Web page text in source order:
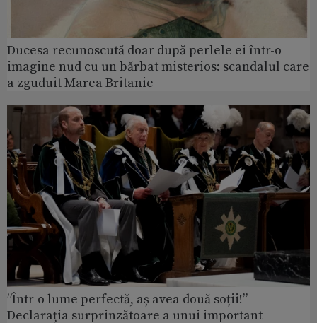
Ducesa recunoscută doar după perlele ei într-o
imagine nud cu un bărbat misterios: scandalul care
a zguduit Marea Britanie
”Într-o lume perfectă, aș avea două soții!”
Declarația surprinzătoare a unui important